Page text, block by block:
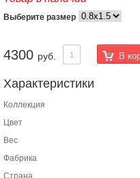
Выберите размер
4300 руб. В
Характеристики
Коллекция
Цвет
Вес
Фабрика
Страна